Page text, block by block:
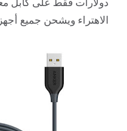
دولارات فقط على كابل
الاهتراء ويشحن جميع